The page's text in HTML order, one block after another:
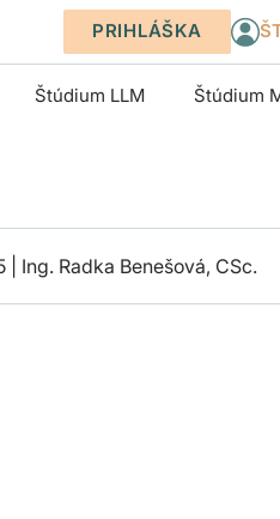
PRIHLÁŠKA
Štúdium LLM Štúdium